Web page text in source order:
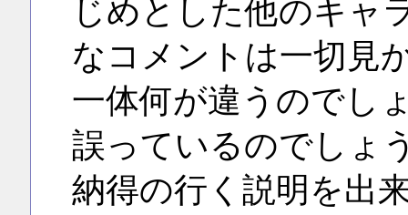
じめとした他のキャ
なコメントは一切見
一体何が違うのでし
誤っているのでしょ
納得の行く説明を出